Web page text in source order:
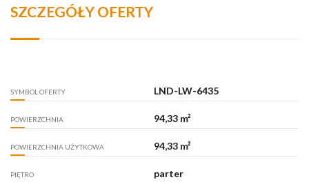
SZCZEGÓŁY OFERTY
SYMBOL OFERTY LND-LW-6435
POWIERZCHNIA 94,33 m²
POWIERZCHNIA UŻYTKOWA 94,33 m²
PIĘTRO parter